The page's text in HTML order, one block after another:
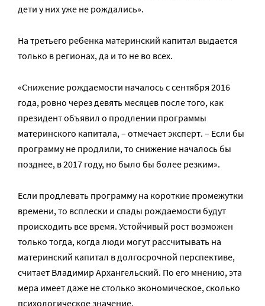
дети у них уже не рождались».
На третьего ребенка материнский капитал выдается
только в регионах, да и то не во всех.
«Снижение рождаемости началось с сентября 2016
года, ровно через девять месяцев после того, как
президент объявил о продлении программы
материнского капитала, – отмечает эксперт. – Если бы
программу не продлили, то снижение началось бы
позднее, в 2017 году, но было бы более резким».
Если продлевать программу на короткие промежутки
времени, то всплески и спады рождаемости будут
происходить все время. Устойчивый рост возможен
только тогда, когда люди могут рассчитывать на
материнский капитал в долгосрочной перспективе,
считает Владимир Архангельский. По его мнению, эта
мера имеет даже не столько экономическое, сколько
психологическое значение.